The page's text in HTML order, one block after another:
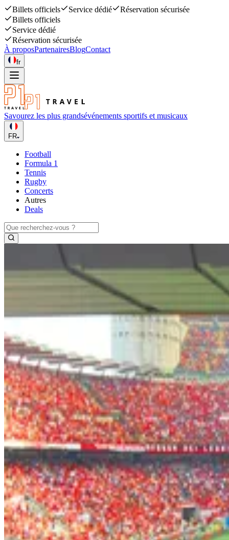
Billets officiels Service dédié
Réservation sécurisée
Billets officiels
Service dédié
Réservation sécurisée
À proposPartenairesBlogContact
fr
Savourez les plus grandsévénements sportifs et musicaux
FR
Football
Formula 1
Tennis
Rugby
Concerts
Autres
Deals